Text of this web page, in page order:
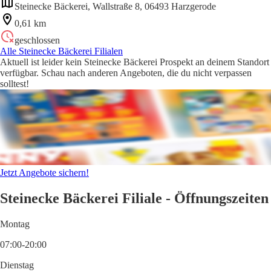
Steinecke Bäckerei, Wallstraße 8, 06493 Harzgerode
0,61 km
geschlossen
Alle Steinecke Bäckerei Filialen
Aktuell ist leider kein Steinecke Bäckerei Prospekt an deinem Standort
verfügbar. Schau nach anderen Angeboten, die du nicht verpassen
solltest!
Jetzt Angebote sichern!
Steinecke Bäckerei Filiale - Öffnungszeiten
Montag
07:00-20:00
Dienstag